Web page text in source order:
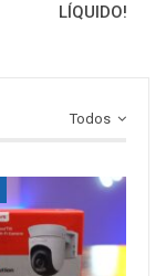
LÍQUIDO!
Todos